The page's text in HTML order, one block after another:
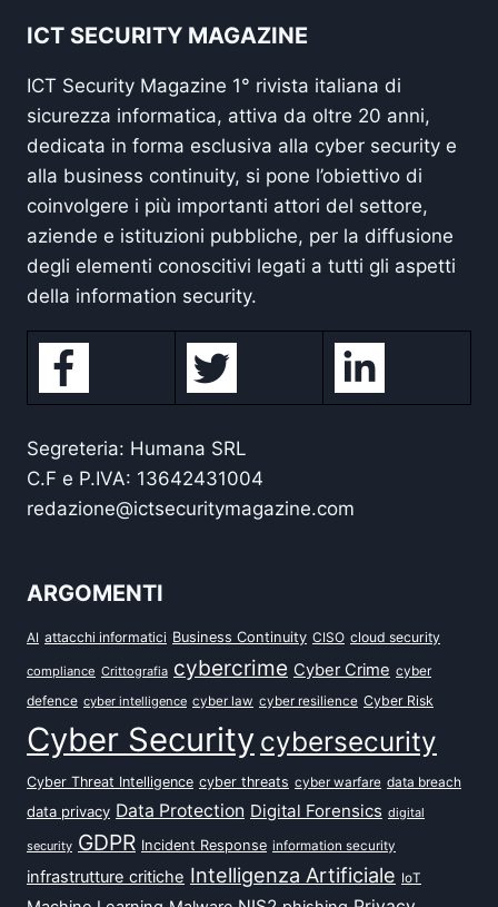
ICT SECURITY MAGAZINE
ICT Security Magazine 1° rivista italiana di
sicurezza informatica, attiva da oltre 20 anni,
dedicata in forma esclusiva alla cyber security e
alla business continuity, si pone l’obiettivo di
coinvolgere i più importanti attori del settore,
aziende e istituzioni pubbliche, per la diffusione
degli elementi conoscitivi legati a tutti gli aspetti
della information security.
Segreteria: Humana SRL
C.F e P.IVA: 13642431004
redazione@ictsecuritymagazine.com
ARGOMENTI
AI attacchi informatici Business Continuity CISO cloud security
compliance Crittografia cybercrime Cyber Crime cyber
defence cyber intelligence cyber law cyber resilience Cyber Risk
Cyber Security cybersecurity
Cyber Threat Intelligence cyber threats cyber warfare data breach
data privacy Data Protection Digital Forensics digital
security GDPR Incident Response information security
infrastrutture critiche Intelligenza Artificiale IoT